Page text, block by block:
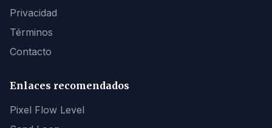
Privacidad
Términos
Contacto
Enlaces recomendados
Pixel Flow Level